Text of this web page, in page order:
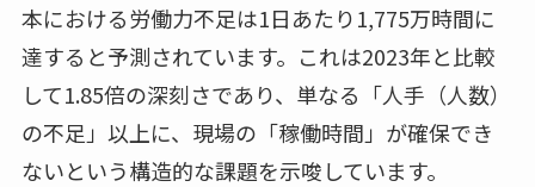
本における労働力不足は1日あたり1,775万時間に
達すると予測されています。これは2023年と比較
して1.85倍の深刻さであり、単なる「人手（人数）
の不足」以上に、現場の「稼働時間」が確保でき
ないという構造的な課題を示唆しています。